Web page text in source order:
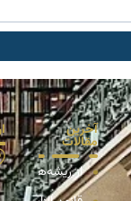
آخرین
مقالات
از ریشه‌ها تا